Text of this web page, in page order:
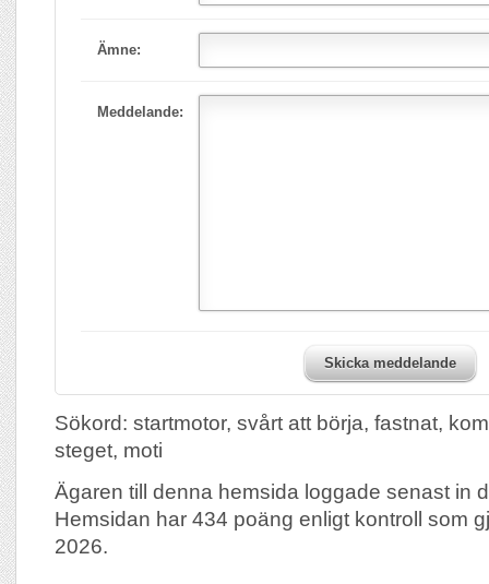
Ämne:
Meddelande:
Skicka meddelande
Sökord: startmotor, svårt att börja, fastnat,
steget, moti
Ägaren till denna hemsida loggade senast in
Hemsidan har 434 poäng enligt kontroll som
2026.